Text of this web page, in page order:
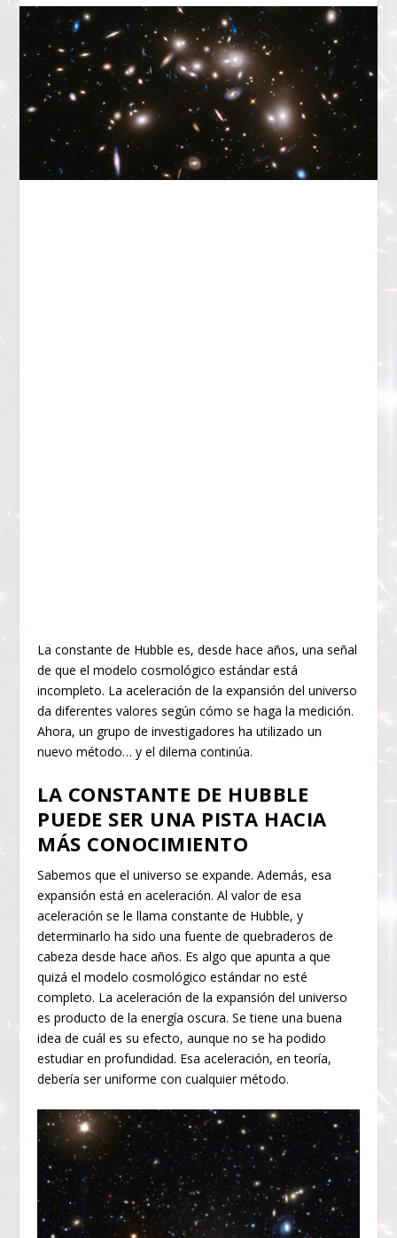
La constante de Hubble es, desde hace años, una señal
de que el modelo cosmológico estándar está
incompleto. La aceleración de la expansión del universo
da diferentes valores según cómo se haga la medición.
Ahora, un grupo de investigadores ha utilizado un
nuevo método… y el dilema continúa.
LA CONSTANTE DE HUBBLE
PUEDE SER UNA PISTA HACIA
MÁS CONOCIMIENTO
Sabemos que el universo se expande. Además, esa
expansión está en aceleración. Al valor de esa
aceleración se le llama constante de Hubble, y
determinarlo ha sido una fuente de quebraderos de
cabeza desde hace años. Es algo que apunta a que
quizá el modelo cosmológico estándar no esté
completo. La aceleración de la expansión del universo
es producto de la energía oscura. Se tiene una buena
idea de cuál es su efecto, aunque no se ha podido
estudiar en profundidad. Esa aceleración, en teoría,
debería ser uniforme con cualquier método.